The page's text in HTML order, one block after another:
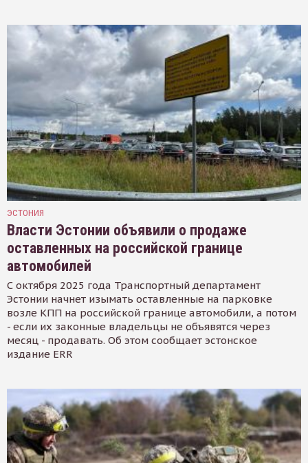
ЭСТОНИЯ
Власти Эстонии объявили о продаже
оставленных на российской границе
автомобилей
С октября 2025 года Транспортный департамент
Эстонии начнет изымать оставленные на парковке
возле КПП на российской границе автомобили, а потом
- если их законные владельцы не объявятся через
месяц - продавать. Об этом сообщает эстонское
издание ERR